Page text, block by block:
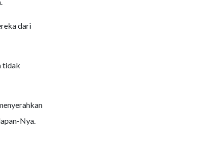
dari
tidak
Nya.